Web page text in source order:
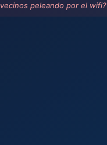
peleando por el wifi?